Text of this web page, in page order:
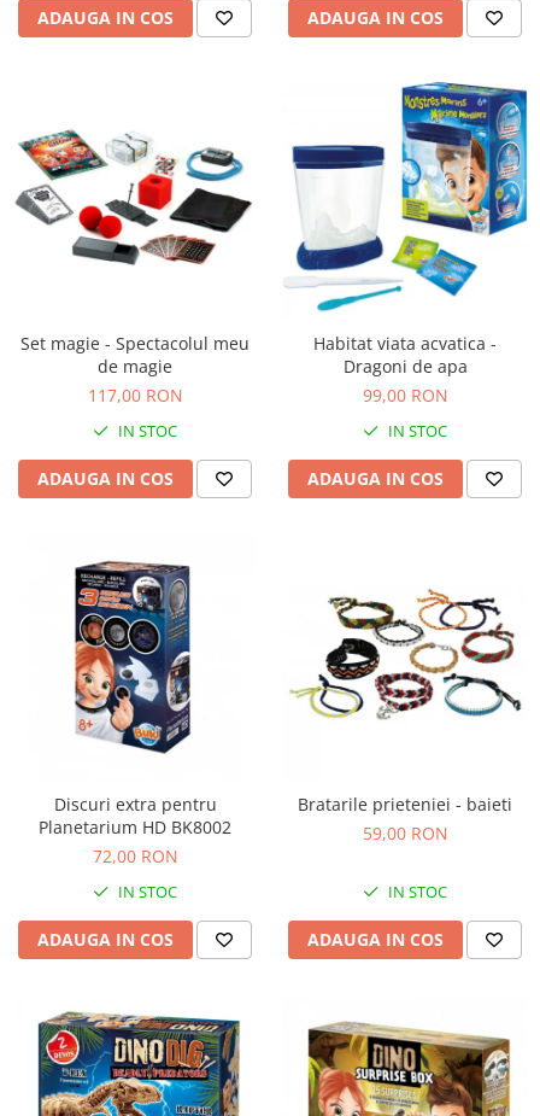
ADAUGA IN COS ADAUGA IN COS
Set magie - Spectacolul meu
de magie
117,00 RON
IN STOC
ADAUGA IN COS
Habitat viata acvatica -
Dragoni de apa
99,00 RON
IN STOC
ADAUGA IN COS
Discuri extra pentru
Planetarium HD BK8002
72,00 RON
IN STOC
ADAUGA IN COS
Bratarile prieteniei - baieti
59,00 RON
IN STOC
ADAUGA IN COS